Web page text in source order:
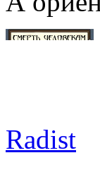
Radist